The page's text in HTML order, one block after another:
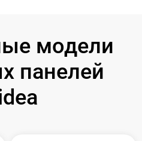
модели
панелей